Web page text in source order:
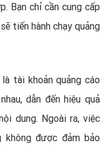
Bạn chỉ cần cung cấp
tiến hành chạy quảng
tài khoản quảng cáo
dẫn đến hiệu quả
dung. Ngoài ra, việc
không được đảm bảo